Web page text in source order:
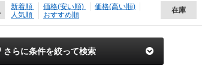
新着順 価格(安い順)
価格(高い順)
人気順
おすすめ順
在庫
さらに条件を絞って検索